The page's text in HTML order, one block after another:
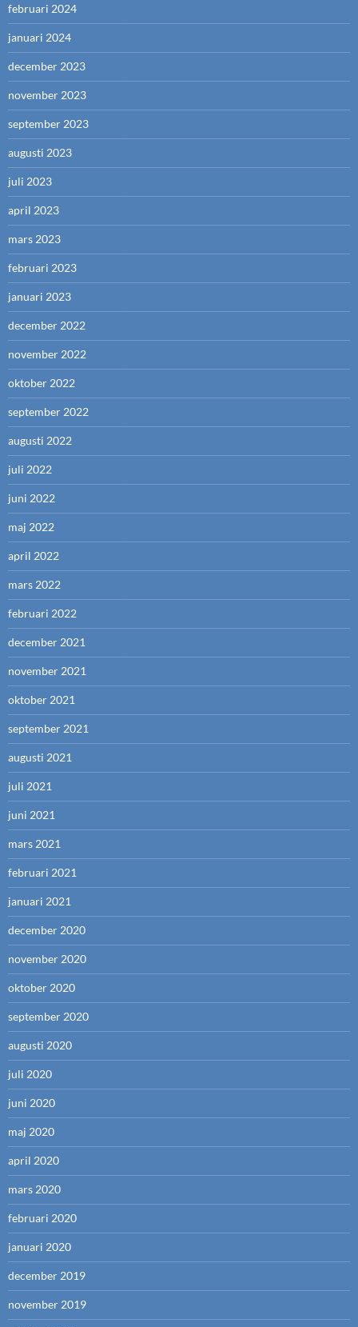
februari 2024
januari 2024
december 2023
november 2023
september 2023
augusti 2023
juli 2023
april 2023
mars 2023
februari 2023
januari 2023
december 2022
november 2022
oktober 2022
september 2022
augusti 2022
juli 2022
juni 2022
maj 2022
april 2022
mars 2022
februari 2022
december 2021
november 2021
oktober 2021
september 2021
augusti 2021
juli 2021
juni 2021
mars 2021
februari 2021
januari 2021
december 2020
november 2020
oktober 2020
september 2020
augusti 2020
juli 2020
juni 2020
maj 2020
april 2020
mars 2020
februari 2020
januari 2020
december 2019
november 2019